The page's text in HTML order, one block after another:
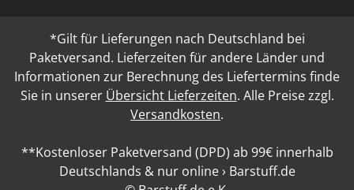
*Gilt für Lieferungen nach Deutschland bei
Paketversand. Lieferzeiten für andere Länder und
Informationen zur Berechnung des Liefertermins finde
Sie in unserer Übersicht Lieferzeiten. Alle Preise zzgl.
Versandkosten.
**Kostenloser Paketversand (DPD) ab 99€ innerhalb
Deutschlands & nur online › Barstuff.de